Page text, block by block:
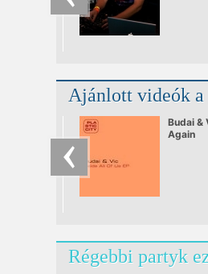
Ajánlott videók a
Budai &
Again
Régebbi partyk